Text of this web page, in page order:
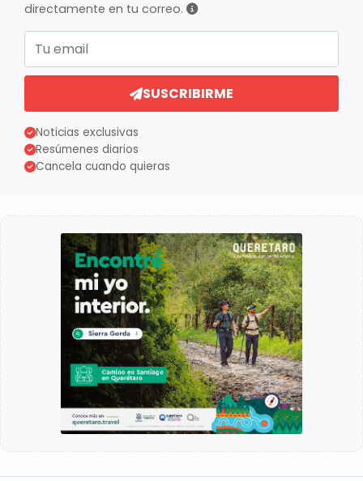
directamente en tu correo.
Correo electrónico
SUSCRIBIRME
Noticias exclusivas
Resúmenes diarios
Cancela cuando quieras